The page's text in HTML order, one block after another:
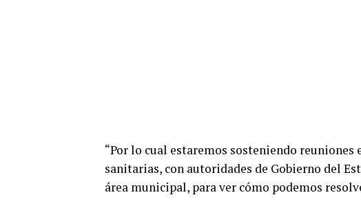
“Por lo cual estaremos sosteniendo
sanitarias, con autoridades de Gobierno del
área municipal, para ver cómo podemos